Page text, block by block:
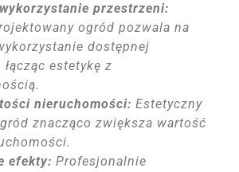
przestrzeni:
ogród pozwala na
dostępnej
estetykę z
nieruchomości: Estetyczny
znacząco zwiększa wartość
efekty: Profesjonalnie